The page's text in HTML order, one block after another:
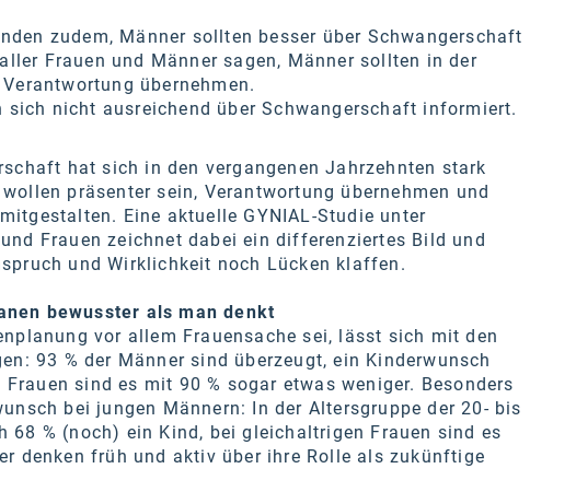
zudem, Männer sollten besser über Schwangerschaft
Frauen und Männer sagen, Männer sollten in der
übernehmen.
sich nicht ausreichend über Schwangerschaft informiert.
hat sich in den vergangenen Jahrzehnten stark
präsenter sein, Verantwortung übernehmen und
Eine aktuelle GYNIAL-Studie unter
Frauen zeichnet dabei ein differenziertes Bild und
und Wirklichkeit noch Lücken klaffen.
bewusster als man denkt
vor allem Frauensache sei, lässt sich mit den
93 % der Männer sind überzeugt, ein Kinderwunsch
sind es mit 90 % sogar etwas weniger. Besonders
bei jungen Männern: In der Altersgruppe der 20- bis
68 % (noch) ein Kind, bei gleichaltrigen Frauen sind es
denken früh und aktiv über ihre Rolle als zukünftige